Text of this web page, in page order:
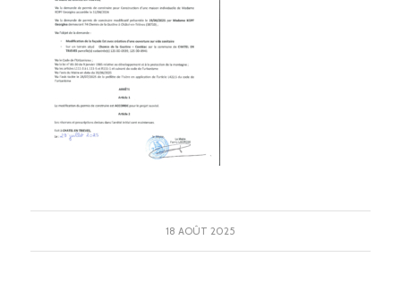
18 AOÛT 2025